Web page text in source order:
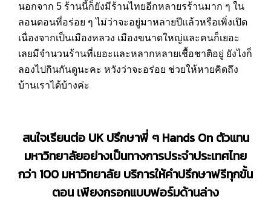
นอกจาก 5 ร้านนี้ก็ยังมีร้านไทยอีกหลายรร้านมาก ๆ ใน
ลอนดอนที่อร่อย ๆ ไม่ว่าจะอยู่มาหลายปีแล้วหรือเพิ่งเปิด
เนื่องจากเป็นเมืองหลวง เมืองขนาดใหญ่และคนก็เยอะ
เลยมีจำนวนร้านที่เยอะและหลากหลายเชื้อชาติอยู่ ยังไงก็
ลองไปกินกันดูนะคะ หวังว่าจะอร่อย ช่วยให้หายคิดถึง
บ้านเราได้บ้างค่ะ
สนใจเรียนต่อ UK ปรึกษาพี่ ๆ Hands On ตัวแทน
มหาวิทยาลัยอย่างเป็นทางการประจำประเทศไทย
กว่า 100 มหาวิทยาลัย บริการให้คำปรึกษาฟรีทุกขั้น
ตอน เพียงกรอกแบบฟอร์มด้านล่าง